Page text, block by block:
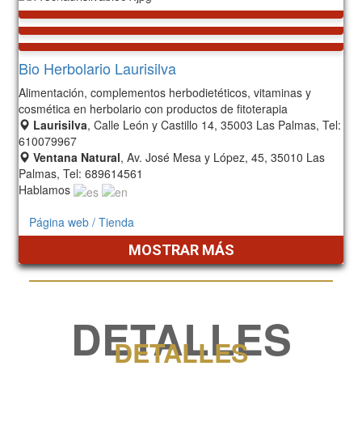
Bio Herbolario Laurisilva
Alimentación, complementos herbodietéticos, vitaminas y
cosmética en herbolario con productos de fitoterapia
Laurisilva, Calle León y Castillo 14, 35003 Las Palmas, Tel:
610079967
Ventana Natural, Av. José Mesa y López, 45, 35010 Las
Palmas, Tel: 689614561
Hablamos
Página web / Tienda
MOSTRAR MÁS
DETALLES
DETALLES